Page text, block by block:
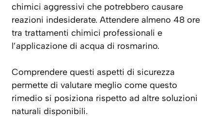
chimici aggressivi che potrebbero causare
reazioni indesiderate. Attendere almeno 48 ore
tra trattamenti chimici professionali e
l’applicazione di acqua di rosmarino.
Comprendere questi aspetti di sicurezza
permette di valutare meglio come questo
rimedio si posiziona rispetto ad altre soluzioni
naturali disponibili.